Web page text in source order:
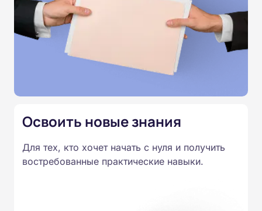
тестирования выдается удостоверение о
повышении квалификации.
Освоить новые знания
Для тех, кто хочет начать с нуля и получить
востребованные практические навыки.